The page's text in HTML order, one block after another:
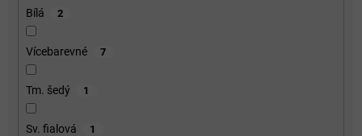
Bílá 2
Vícebarevné 7
Tm. šedý 1
Sv. fialová 1